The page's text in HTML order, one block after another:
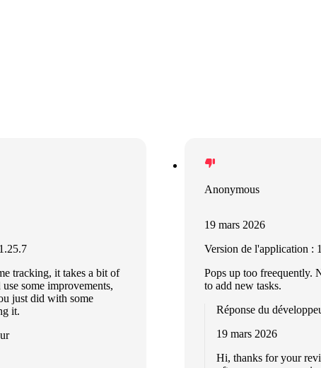
tracking, it takes a bit of
some improvements,
just did with some
it.
Anonymous
19 mars 2026
Version de l'application :
Pops up too freequently.
to add new tasks.
Réponse du
19 mars 2026
Hi, thanks for your